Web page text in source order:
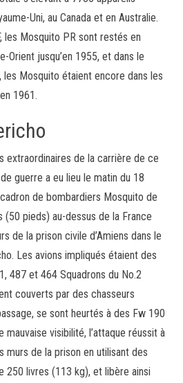
Uni, au Canada et en Australie.
les Mosquito PR sont restés en
Orient jusqu’en 1955, et dans le
Mosquito étaient encore dans les
1961.
extraordinaires de la carrière de ce
guerre a eu lieu le matin du 18
de bombardiers Mosquito de
(50 pieds) au-dessus de la France
de la prison civile d’Amiens dans le
Les avions impliqués étaient des
487 et 464 Squadrons du No.2
couverts par des chasseurs
se sont heurtés à des Fw 190
mauvaise visibilité, l’attaque réussit à
murs de la prison en utilisant des
250 livres (113 kg), et libère ainsi